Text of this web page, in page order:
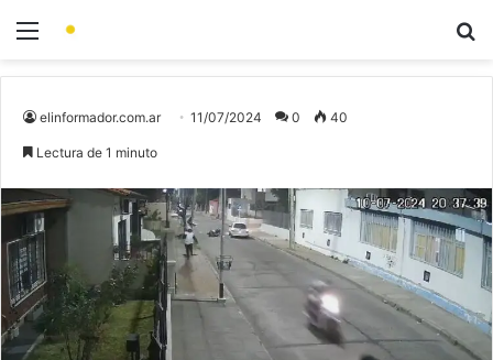
elinformador.com.ar 11/07/2024 0 40
Lectura de 1 minuto